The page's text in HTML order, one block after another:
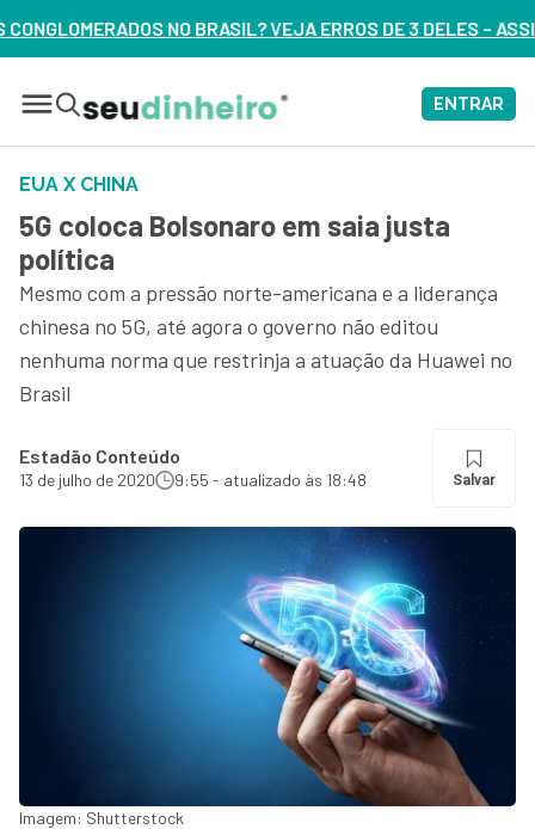
BRASIL? VEJA ERROS DE 3 DELES – ASSISTA AGORA
ENTRAR
EUA X CHINA
5G coloca Bolsonaro em saia justa
política
Mesmo com a pressão norte-americana e a liderança
chinesa no 5G, até agora o governo não editou
nenhuma norma que restrinja a atuação da Huawei no
Brasil
Estadão Conteúdo
13 de julho de 2020 9:55 - atualizado às 18:48 Salvar
Imagem: Shutterstock